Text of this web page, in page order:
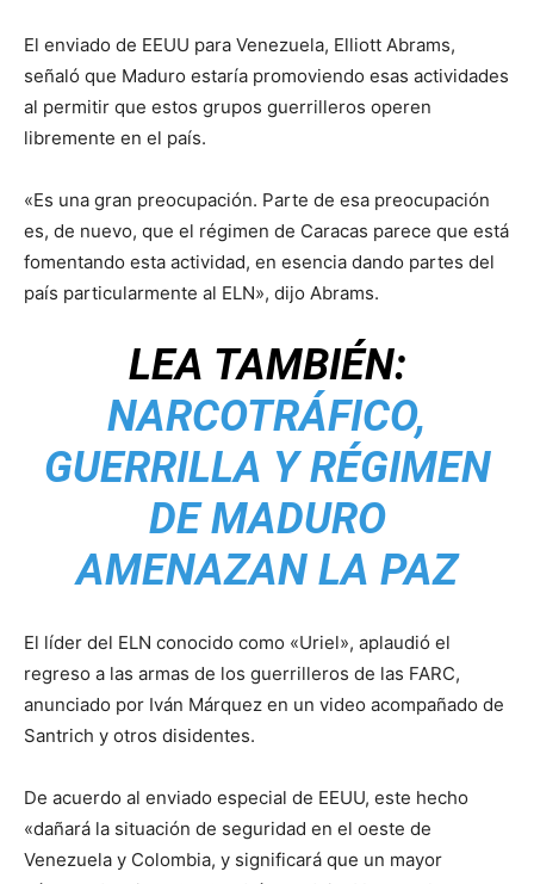
El enviado de EEUU para Venezuela, Elliott Abrams,
señaló que Maduro estaría promoviendo esas actividades
al permitir que estos grupos guerrilleros operen
libremente en el país.
«Es una gran preocupación. Parte de esa preocupación
es, de nuevo, que el régimen de Caracas parece que está
fomentando esta actividad, en esencia dando partes del
país particularmente al ELN», dijo Abrams.
LEA TAMBIÉN:
NARCOTRÁFICO,
GUERRILLA Y RÉGIMEN
DE MADURO
AMENAZAN LA PAZ
El líder del ELN conocido como «Uriel», aplaudió el
regreso a las armas de los guerrilleros de las FARC,
anunciado por Iván Márquez en un video acompañado de
Santrich y otros disidentes.
De acuerdo al enviado especial de EEUU, este hecho
«dañará la situación de seguridad en el oeste de
Venezuela y Colombia, y significará que un mayor